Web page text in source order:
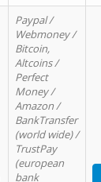
Paypal /
Webmoney /
Bitcoin,
Altcoins /
Perfect
Money /
Amazon /
BankTransfer
(world wide) /
TrustPay
(european
bank